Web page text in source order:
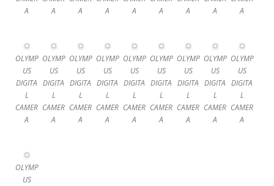
A
A
A
A
A
A
A
A
A
OLYMP
US
DIGITA
L
CAMER
A
OLYMP
US
DIGITA
L
CAMER
A
OLYMP
US
DIGITA
L
CAMER
A
OLYMP
US
DIGITA
L
CAMER
A
OLYMP
US
DIGITA
L
CAMER
A
OLYMP
US
DIGITA
L
CAMER
A
OLYMP
US
DIGITA
L
CAMER
A
OLYMP
US
DIGITA
L
CAMER
A
OLYMP
US
DIGITA
L
CAMER
A
OLYMP
US